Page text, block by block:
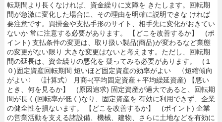
転期間より長くなければ、資金繰りに支障を きたします。回転期
間が急激に変化した場合に、その理由を明確に説明できな ければ
要注意です。買掛金や支払手形のサイト、相手先に変化がおきてい
ないか 常に注意する必要があります。 【どこを改善するか】 (ポ
イント) 支払条件の変更は、取り扱い製品(商品)が変わるなど業態
の変更がない限り 大きな変更はないと考えます。ただし、回転期
間の延長は、資金繰りの悪化を 疑ってみる必要があります。 (１
０)固定資産回転期間 短いほど固定資産の効率がよい 〈短縮傾向
がよい〉 〈計算式〉 月商÷(平均固定資産＋平均繰延資産) 【悪い
とき、何を見るか】 (原因追求) 固定資産が過大であると、回転期
間が長く(回転率が低く)なり、固定資産を 有効に利用できず、企業
の健全性を損ないます。 【どこを改善するか】 (ポイント) 企業
の営業活動を支える諸設備、機械、建物、さらに土地などを有効に